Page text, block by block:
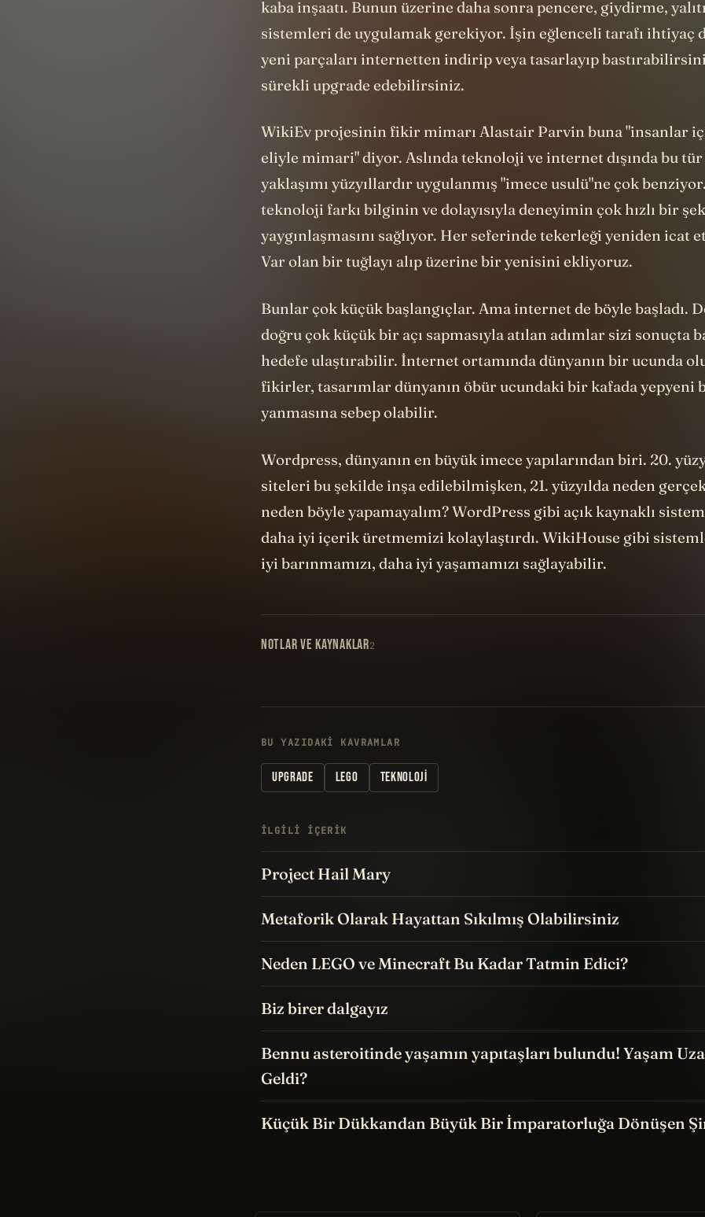
kaba inşaatı. Bunun üzerine daha sonra pencere, giydirme,
sistemleri de uygulamak gerekiyor. İşin eğlenceli tarafı ihtiyaç
yeni parçaları internetten indirip veya tasarlayıp
sürekli upgrade edebilirsiniz.
WikiEv projesinin fikir mimarı Alastair Parvin buna "insanlar
eliyle mimari" diyor. Aslında teknoloji ve internet dışında bu
yaklaşımı yüzyıllardır uygulanmış "imece usulü"ne çok
teknoloji farkı bilginin ve dolayısıyla deneyimin çok hızlı bir
yaygınlaşmasını sağlıyor. Her seferinde tekerleği yeniden icat
Var olan bir tuğlayı alıp üzerine bir yenisini ekliyoruz.
Bunlar çok küçük başlangıçlar. Ama internet de böyle başladı.
doğru çok küçük bir açı sapmasıyla atılan adımlar sizi sonuçta
hedefe ulaştırabilir. İnternet ortamında dünyanın bir ucunda
fikirler, tasarımlar dünyanın öbür ucundaki bir kafada yepyeni
yanmasına sebep olabilir.
Wordpress, dünyanın en büyük imece yapılarından biri. 20.
siteleri bu şekilde inşa edilebilmişken, 21. yüzyılda neden
neden böyle yapamayalım? WordPress gibi açık kaynaklı
daha iyi içerik üretmemizi kolaylaştırdı. WikiHouse gibi
iyi barınmamızı, daha iyi yaşamamızı sağlayabilir.
NOTLAR VE KAYNAKLAR2
BU YAZIDAKI KAVRAMLAR
UPGRADE LEGO TEKNOLOJI
İLGILI IÇERIK
Project Hail Mary
Metaforik Olarak Hayattan Sıkılmış Olabilirsiniz
Neden LEGO ve Minecraft Bu Kadar Tatmin Edici?
Biz birer dalgayız
Bennu asteroitinde yaşamın yapıtaşları bulundu! Yaşam
Geldi?
Küçük Bir Dükkandan Büyük Bir İmparatorluğa Dönüşen